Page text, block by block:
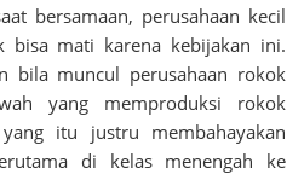
bersamaan, perusahaan kecil
bisa mati karena kebijakan ini.
bila muncul perusahaan rokok
yang memproduksi rokok
itu justru membahayakan
di kelas menengah ke